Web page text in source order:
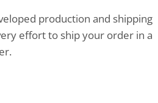
production and shipping
effort to ship your order in a